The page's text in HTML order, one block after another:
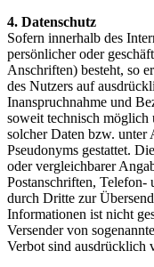
4. Datenschutz
Sofern innerhalb des
persönlicher oder
Anschriften) besteht, so
des Nutzers auf
Inanspruchnahme und
soweit technisch möglich
solcher Daten bzw. unter
Pseudonyms gestattet.
oder vergleichbarer
Postanschriften, Telefon-
durch Dritte zur
Informationen ist nicht
Versender von
Verbot sind ausdrücklich